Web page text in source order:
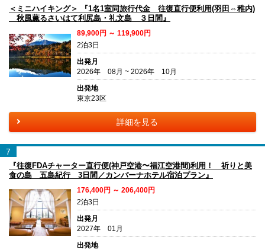
＜ミニハイキング＞ 『1名1室同旅行代金 往復直行便利用(羽田⇔稚内)
秋風薫るさいはて利尻島・礼文島 ３日間』
89,900円 ～ 119,900円
2泊3日
出発月
2026年 08月 ~ 2026年 10月
出発地
東京23区
詳細を見る
7
『往復FDAチャーター直行便(神戸空港〜福江空港間)利用！ 祈りと美
食の島 五島紀行 3日間／カンパーナホテル宿泊プラン』
176,400円 ～ 206,400円
2泊3日
出発月
2027年 01月
出発地